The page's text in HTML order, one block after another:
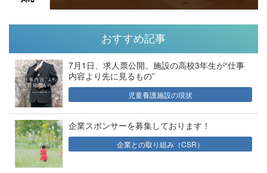
おすすめ記事
7月1日、求人票公開。施設の高校3年生が“仕事
内容より先に見るもの”
児童養護施設の現状
企業スポンサーを募集しております！
企業との取り組み（CSR）